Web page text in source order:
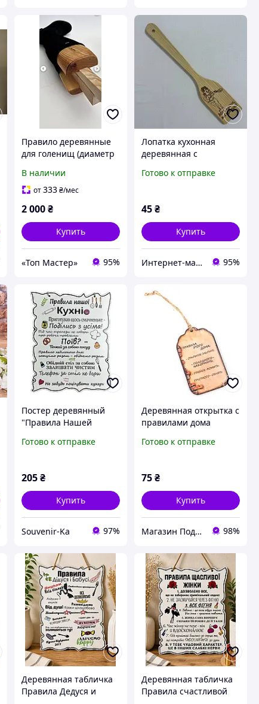
Правило деревянные
для голенищ (диаметр
В наличии
от333 ₴/мес
2 000 ₴
Купить
«Топ Мастер» 95%
Лопатка кухонная
деревянная с
гравировкой 300 мм
матусі) Моя кухня мої
правила
Готово к отправке
45₴
Купить
Интернет-магазин "Кутский сувенир" 95%
Постер деревянный
"Правила Нашей
табличка, декор
Готово к отправке
205 ₴
Купить
Souvenir-Ka 97%
Деревянная открытка с
правилами дома
Готово к отправке
75₴
Купить
Магазин Подарки в коробке 98%
Деревянная табличка
Правила Дедуся и
Деревянная табличка
Правила счастливой